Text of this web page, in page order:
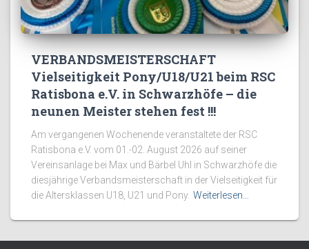
VERBANDSMEISTERSCHAFT
Vielseitigkeit Pony/U18/U21 beim RSC
Ratisbona e.V. in Schwarzhöfe – die
neunen Meister stehen fest !!!
Am vergangenen Wochenende veranstaltete der RSC
Ratisbona e.V. vom 01.-02. August 2026 auf seiner
Vereinsanlage bei Max und Bärbel Uhl in Schwarzhöfe die
diesjährige Verbandsmeisterschaft in der Vielseitigkeit für
die Altersklassen U18, U21 und Pony. Weiterlesen…